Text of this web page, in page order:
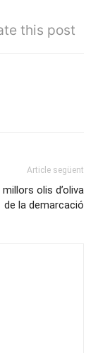
this post
Article següent
olis d’oliva
de la demarcació